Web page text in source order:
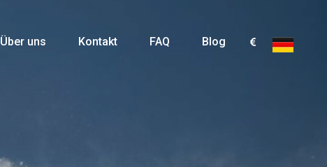
Über uns Kontakt FAQ Blog